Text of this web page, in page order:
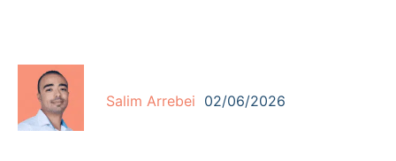
Salim Arrebei 02/06/2026